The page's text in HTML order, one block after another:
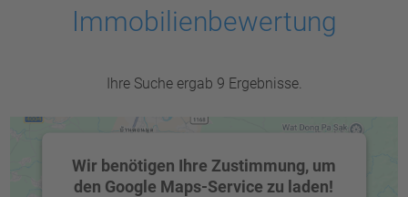
Immobilienbewertung
Ihre Suche ergab 9 Ergebnisse.
Wir benötigen Ihre Zustimmung, um
den Google Maps-Service zu laden!